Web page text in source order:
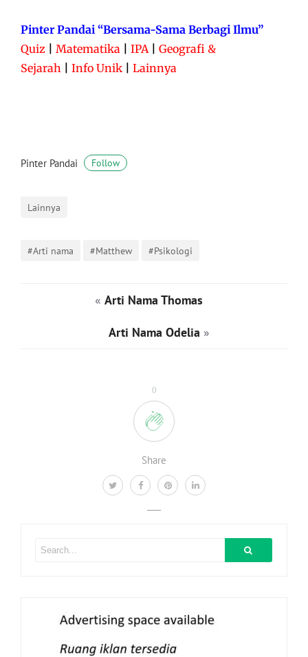
0
Share
Pinter Pandai “Bersama-Sama Berbagi Ilmu”
Quiz
Matematika IPA| Geografi &
Sejarah
Info Unik Lainnya
Pinter Pandai Follow
Lainnya
#Arti nama #Matthew #Psikologi
« Arti Nama Thomas
Arti Nama Odelia »